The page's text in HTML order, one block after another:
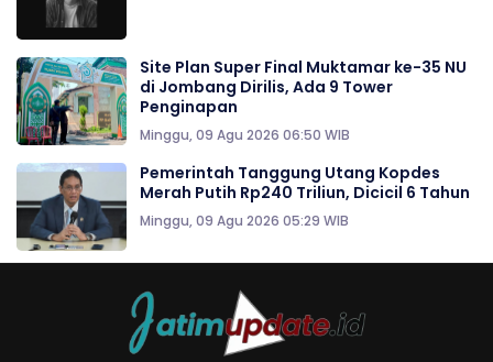
Site Plan Super Final Muktamar ke-35 NU
di Jombang Dirilis, Ada 9 Tower
Penginapan
Minggu, 09 Agu 2026 06:50 WIB
Pemerintah Tanggung Utang Kopdes
Merah Putih Rp240 Triliun, Dicicil 6 Tahun
Minggu, 09 Agu 2026 05:29 WIB